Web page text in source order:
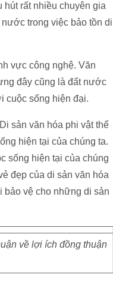
rất nhiều chuyên gia
trong việc bảo tồn di
vực công nghệ. Văn
đây cũng là đất nước
cuộc sống hiện đại.
sản văn hóa phi vật thể
hiện tại của chúng ta.
sống hiện tại của chúng
đẹp của di sản văn hóa
bảo vệ cho những di sản
về lợi ích đồng thuận